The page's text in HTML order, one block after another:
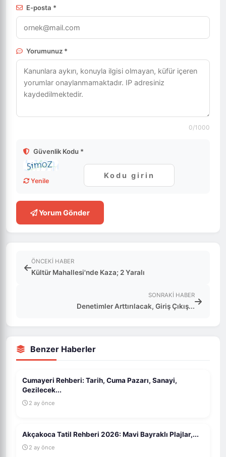
E-posta *
Yorumunuz *
0/1000
Güvenlik Kodu *
Yenile
Yorum Gönder
ÖNCEKI HABER
Kültür Mahallesi'nde Kaza; 2 Yaralı
SONRAKI HABER
Denetimler Arttırılacak, Giriş Çıkış...
Benzer Haberler
Cumayeri Rehberi: Tarih, Cuma Pazarı, Sanayi,
Gezilecek...
2 ay önce
Akçakoca Tatil Rehberi 2026: Mavi Bayraklı Plajlar,...
2 ay önce